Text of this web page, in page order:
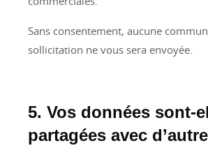
Sans consentement, aucune
sollicitation ne vous sera envoyée.
5. Vos données sont-
partagées avec